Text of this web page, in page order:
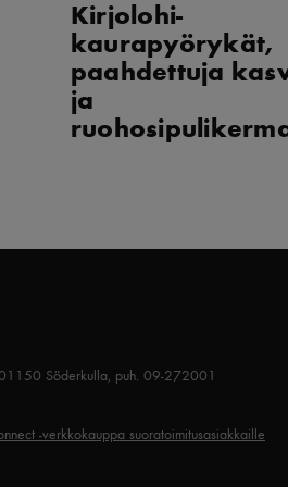
Kirjolohi-
kaurapyörykät,
paahdettuja
ja
Söderkulla, puh. 09-272001
-verkkokauppa suoratoimitusasiakkaille